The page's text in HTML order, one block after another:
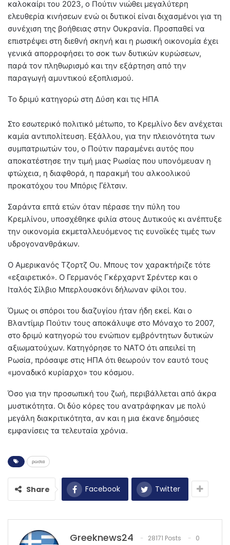
καλοκαίρι του 2023, ο Πούτιν νιώθει μεγαλύτερη
ελευθερία κινήσεων ενώ οι δυτικοί είναι διχασμένοι για τη
συνέχιση της βοήθειας στην Ουκρανία. Προσπαθεί να
επιστρέψει στη διεθνή σκηνή και η ρωσική οικονομία έχει
γενικά απορροφήσει το σοκ των δυτικών κυρώσεων,
παρά τον πληθωρισμό και την εξάρτηση από την
παραγωγή αμυντικού εξοπλισμού.
Το δριμύ κατηγορώ στη Δύση και τις ΗΠΑ
Στο εσωτερικό πολιτικό μέτωπο, το Κρεμλίνο δεν ανέχεται
καμία αντιπολίτευση. Εξάλλου, για την πλειονότητα των
συμπατριωτών του, ο Πούτιν παραμένει αυτός που
αποκατέστησε την τιμή μιας Ρωσίας που υπονόμευαν η
φτώχεια, η διαφθορά, η παρακμή του αλκοολικού
προκατόχου του Μπόρις Γέλτσιν.
Σαράντα επτά ετών όταν πέρασε την πύλη του
Κρεμλίνου, υποσχέθηκε φιλία στους Δυτικούς κι ανέπτυξε
την οικονομία εκμεταλλευόμενος τις ευνοϊκές τιμές των
υδρογονανθράκων.
Ο Αμερικανός Τζορτζ Ου. Μπους τον χαρακτήριζε τότε
«εξαιρετικό». Ο Γερμανός Γκέρχαρντ Σρέντερ και ο
Ιταλός Σίλβιο Μπερλουσκόνι δήλωναν φίλοι του.
Όμως οι σπόροι του διαζυγίου ήταν ήδη εκεί. Και ο
Βλαντίμιρ Πούτιν τους αποκάλυψε στο Μόναχο το 2007,
στο δριμύ κατηγορώ του ενώπιον εμβρόντητων δυτικών
αξιωματούχων. Κατηγόρησε το ΝΑΤΟ ότι απειλεί τη
Ρωσία, πρόσαψε στις ΗΠΑ ότι θεωρούν τον εαυτό τους
«μοναδικό κυρίαρχο» του κόσμου.
Όσο για την προσωπική του ζωή, περιβάλλεται από άκρα
μυστικότητα. Οι δύο κόρες του ανατράφηκαν με πολύ
μεγάλη διακριτικότητα, αν και η μια έκανε δημόσιες
εμφανίσεις τα τελευταία χρόνια.
ρωσια
Share Facebook Twitter
Greeknews24 28171 Posts
0